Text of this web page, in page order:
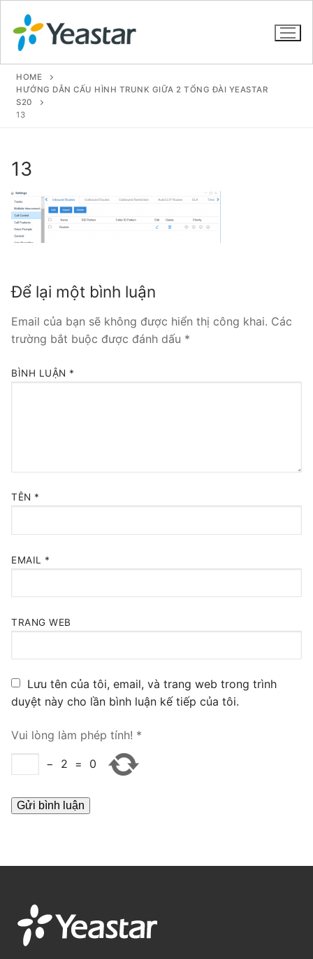
Tổng đài VoIP Yeastar S412
Tổng đài VoIP Yeastar S20
Tổng đài VoIP Yeastar S300
HOSTED PHONE SYSTEM
VOIP GATEWAY
BRI VoIP Gateway
LIÊN HỆ
TIN TỨC
HƯỚNG DẪN
HOME
HƯỚNG DẪN CẤU HÌNH TRUNK GIỮA 2 TỔNG ĐÀI YEASTAR
S20
13
13
Để lại một bình luận
Email của bạn sẽ không được hiển thị công khai. Các
trường bắt buộc được đánh dấu *
BÌNH LUẬN *
TÊN *
EMAIL *
TRANG WEB
Lưu tên của tôi, email, và trang web trong trình
duyệt này cho lần bình luận kế tiếp của tôi.
Vui lòng làm phép tính! *
− 2 = 0